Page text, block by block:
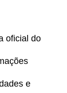
oficial do
e